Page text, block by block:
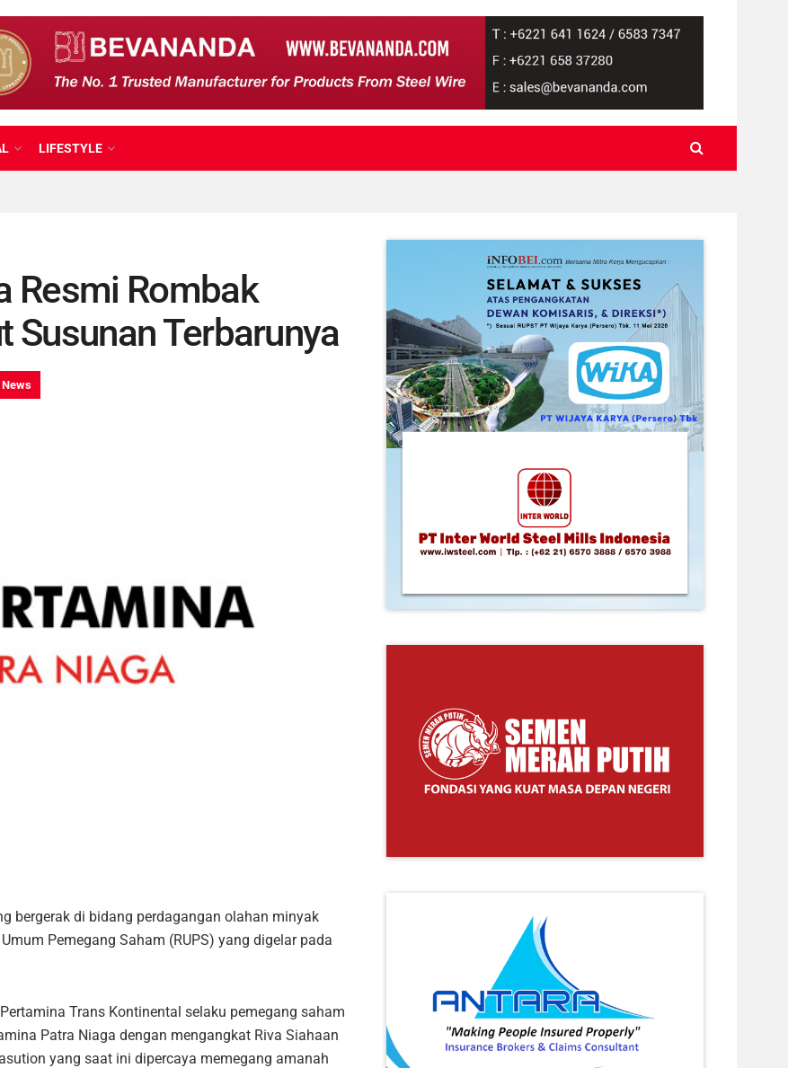
LIFESTYLE
Resmi Rombak
Susunan Terbarunya
News
bergerak di bidang perdagangan olahan minyak
Pemegang Saham (RUPS) yang digelar pada
Trans Kontinental selaku pemegang saham
Patra Niaga dengan mengangkat Riva Siahaan
yang saat ini dipercaya memegang amanah